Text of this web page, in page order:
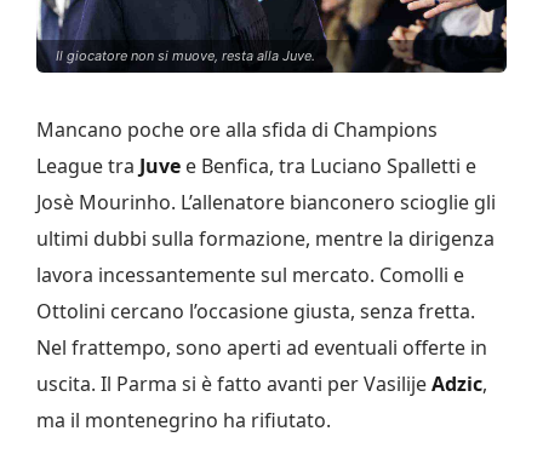
Il giocatore non si muove, resta alla Juve.
Mancano poche ore alla sfida di Champions
League tra Juve e Benfica, tra Luciano Spalletti e
Josè Mourinho. L’allenatore bianconero scioglie gli
ultimi dubbi sulla formazione, mentre la dirigenza
lavora incessantemente sul mercato. Comolli e
Ottolini cercano l’occasione giusta, senza fretta.
Nel frattempo, sono aperti ad eventuali offerte in
uscita. Il Parma si è fatto avanti per VasilijeAdzic,
ma il montenegrino ha rifiutato.